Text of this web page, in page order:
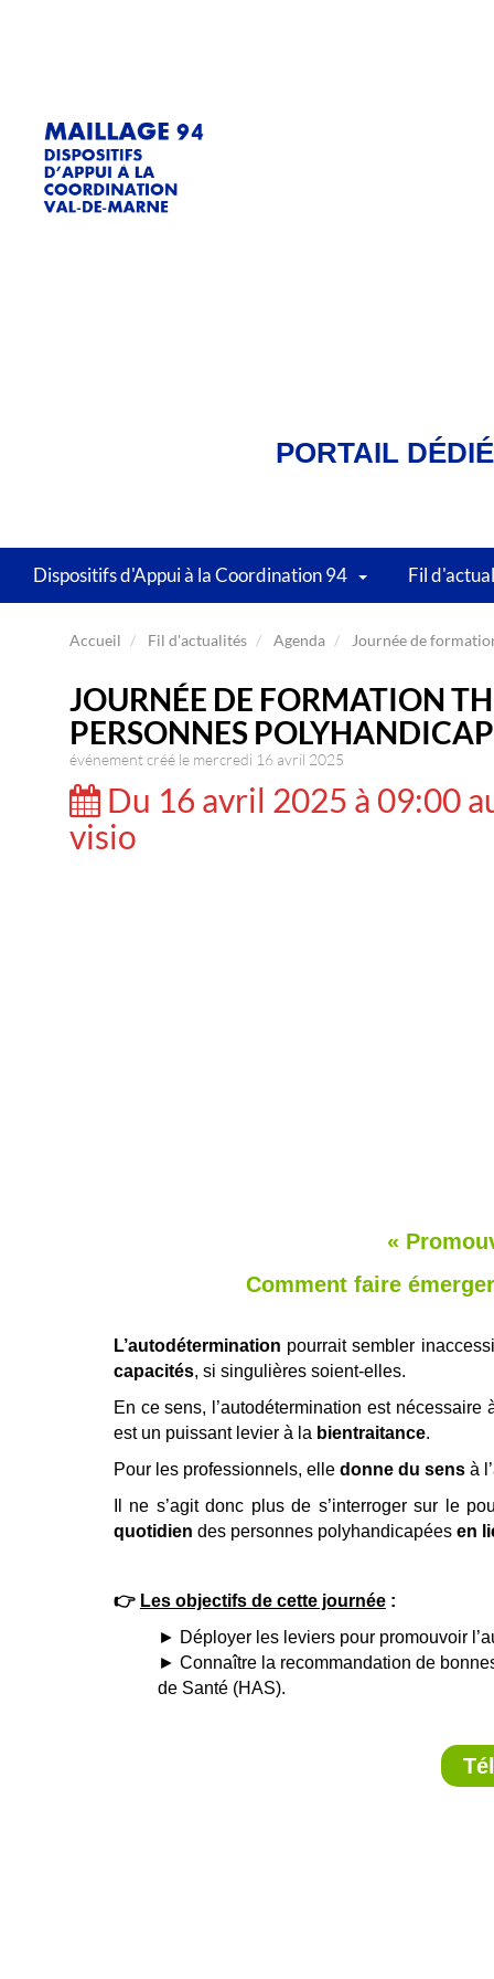
PORTAIL
Dispositifs d'Appui à la Coordination 94 Fil
Accueil Fil d'actualités Agenda Journée de
JOURNÉE DE FORMATION
PERSONNES
événement créé le mercredi 16 avril 2025
Du 16 avril 2025 à 09:00
visio
«
Comment faire
L’autodétermination pourrait sembler
capacités, si singulières soient-elles.
En ce sens, l’autodétermination est nécessaire
est un puissant levier à la bientraitance.
Pour les professionnels, elle donne du sensà
Il ne s’agit donc plus de s’interroger sur le
quotidien des personnes polyhandicapées en
👉 Les objectifs de cette journée:
► Déployer les leviers pour promouvoir
► Connaître la recommandation de
de Santé (HAS).